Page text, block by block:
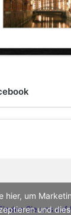
Sie uns auf
hier, um
und